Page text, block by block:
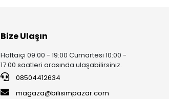
Bize Ulaşın
Haftaiçi 09:00 - 19:00 Cumartesi 10:00 -
17:00 saatleri arasında ulaşabilirsiniz.
08504412634
magaza@bilisimpazar.com